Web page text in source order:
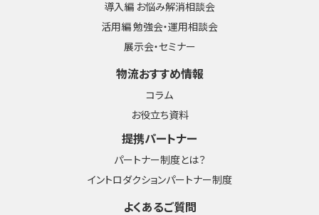
導入編 お悩み解消相談会
活用編 勉強会・運用相談会
展示会・セミナー
物流おすすめ情報
コラム
お役立ち資料
提携パートナー
パートナー制度とは？
イントロダクションパートナー制度
よくあるご質問